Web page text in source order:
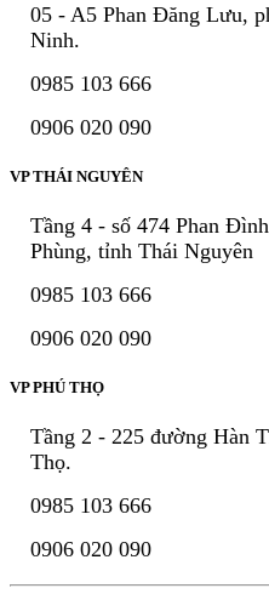
05 - A5 Phan Đăng Lưu,
Ninh.
0985 103 666
0906 020 090
VP THÁI NGUYÊN
Tầng 4 - số 474 Phan
Phùng, tỉnh Thái Nguyên
0985 103 666
0906 020 090
VP PHÚ THỌ
Tầng 2 - 225 đường Hàn
Thọ.
0985 103 666
0906 020 090